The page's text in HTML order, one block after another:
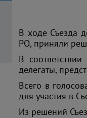
В ходе Съезда
РО, приняли
В
делегаты,
Всего в
для участия в
Из решений